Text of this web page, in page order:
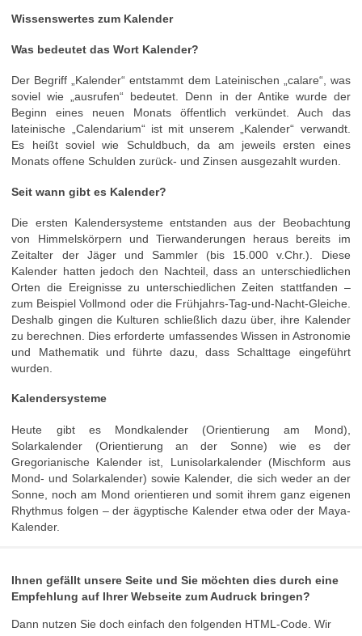
Wissenswertes zum Kalender
Was bedeutet das Wort Kalender?
Der Begriff „Kalender“ entstammt dem Lateinischen „calare“, was
soviel wie „ausrufen“ bedeutet. Denn in der Antike wurde der
Beginn eines neuen Monats öffentlich verkündet. Auch das
lateinische „Calendarium“ ist mit unserem „Kalender“ verwandt.
Es heißt soviel wie Schuldbuch, da am jeweils ersten eines
Monats offene Schulden zurück- und Zinsen ausgezahlt wurden.
Seit wann gibt es Kalender?
Die ersten Kalendersysteme entstanden aus der Beobachtung
von Himmelskörpern und Tierwanderungen heraus bereits im
Zeitalter der Jäger und Sammler (bis 15.000 v.Chr.). Diese
Kalender hatten jedoch den Nachteil, dass an unterschiedlichen
Orten die Ereignisse zu unterschiedlichen Zeiten stattfanden –
zum Beispiel Vollmond oder die Frühjahrs-Tag-und-Nacht-Gleiche.
Deshalb gingen die Kulturen schließlich dazu über, ihre Kalender
zu berechnen. Dies erforderte umfassendes Wissen in Astronomie
und Mathematik und führte dazu, dass Schalttage eingeführt
wurden.
Kalendersysteme
Heute gibt es Mondkalender (Orientierung am Mond),
Solarkalender (Orientierung an der Sonne) wie es der
Gregorianische Kalender ist, Lunisolarkalender (Mischform aus
Mond- und Solarkalender) sowie Kalender, die sich weder an der
Sonne, noch am Mond orientieren und somit ihrem ganz eigenen
Rhythmus folgen – der ägyptische Kalender etwa oder der Maya-
Kalender.
Ihnen gefällt unsere Seite und Sie möchten dies durch eine
Empfehlung auf Ihrer Webseite zum Audruck bringen?
Dann nutzen Sie doch einfach den folgenden HTML-Code. Wir